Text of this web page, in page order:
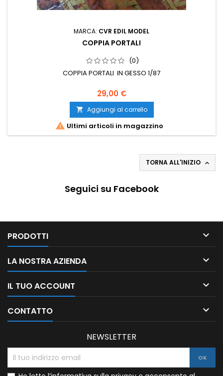
MARCA: CVR EDIL MODEL
COPPIA PORTALI
(0)
COPPIA PORTALI IN GESSO 1/87
29,00 €
 Aggiungi al carrello
 Ultimi articoli in magazzino
TORNA ALL'INIZIO 
Seguici su Facebook
PRODOTTI 
LA NOSTRA AZIENDA 
IL TUO ACCOUNT 
CONTATTO 
NEWSLETTER